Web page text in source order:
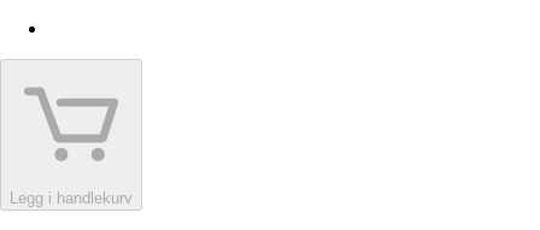
Legg i handlekurv